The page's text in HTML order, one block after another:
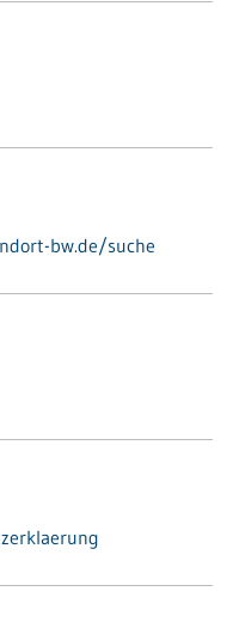
bw.de/suche